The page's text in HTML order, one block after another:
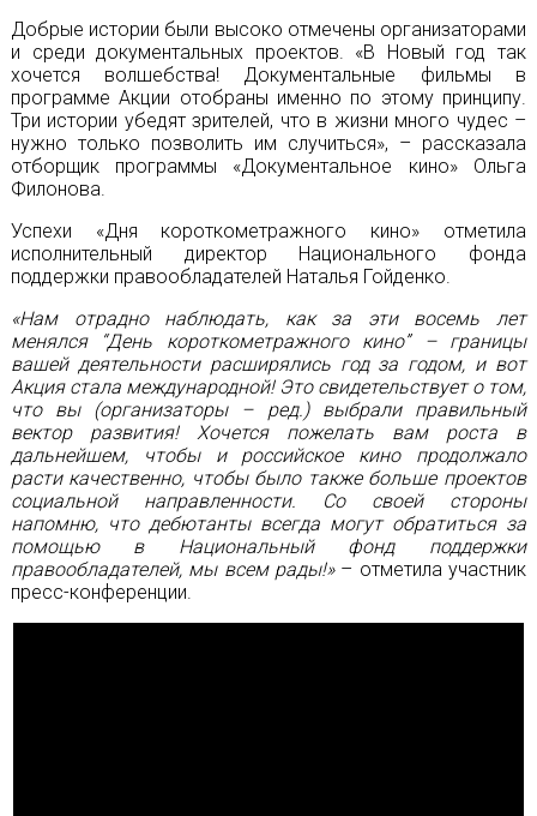
Добрые истории были высоко отмечены организаторами
и среди документальных проектов. «В Новый год так
хочется волшебства! Документальные фильмы в
программе Акции отобраны именно по этому принципу.
Три истории убедят зрителей, что в жизни много чудес –
нужно только позволить им случиться», – рассказала
отборщик программы «Документальное кино» Ольга
Филонова.
Успехи «Дня короткометражного кино» отметила
исполнительный директор Национального фонда
поддержки правообладателей Наталья Гойденко.
«Нам отрадно наблюдать, как за эти восемь лет
менялся “День короткометражного кино” – границы
вашей деятельности расширялись год за годом, и вот
Акция стала международной! Это свидетельствует о том,
что вы (организаторы – ред.) выбрали правильный
вектор развития! Хочется пожелать вам роста в
дальнейшем, чтобы и российское кино продолжало
расти качественно, чтобы было также больше проектов
социальной направленности. Со своей стороны
напомню, что дебютанты всегда могут обратиться за
помощью в Национальный фонд поддержки
правообладателей, мы всем рады!»– отметила участник
пресс-конференции.